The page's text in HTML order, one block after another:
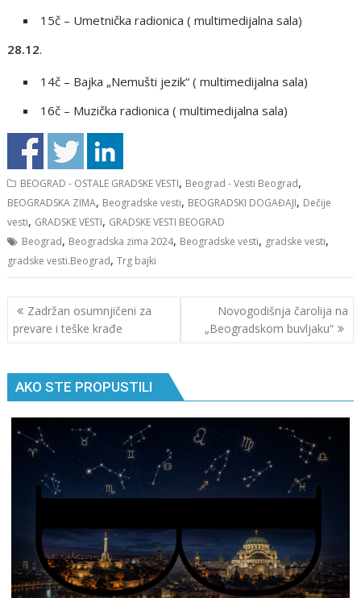
15č – Umetnička radionica ( multimedijalna sala)
28.12.
14č – Bajka „Nemušti jezik“ ( multimedijalna sala)
16č – Muzička radionica ( multimedijalna sala)
BEOGRAD - OSTALE GRADSKE VESTI, Beograd - Vesti Beograd,
BEOGRADSKA ZIMA, Beogradske vesti, BEOGRADSKI DOGAĐAJI, Dečije
vesti, GRADSKE VESTI, GRADSKE VESTI BEOGRAD
Beograd, Beogradska zima 2024, Beogradske vesti, gradske vesti,
gradske vesti.Beograd,Trg bajki
Кретање
чланка
Zadržan osumnjičeni za
prevare i teške krađe
Novogodišnja čarolija na
„Beogradskom buvljaku“
AKO STE PROPUSTILI